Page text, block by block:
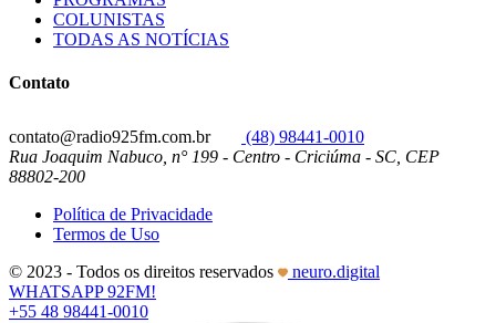
COLUNISTAS
TODAS AS NOTÍCIAS
Contato
contato@radio925fm.com.br
(48) 98441-0010
Rua Joaquim Nabuco, n° 199 - Centro - Criciúma - SC, CEP
88802-200
Política de Privacidade
Termos de Uso
© 2023 - Todos os direitos reservados
neuro.digital
WHATSAPP 92FM!
+55 48 98441-0010